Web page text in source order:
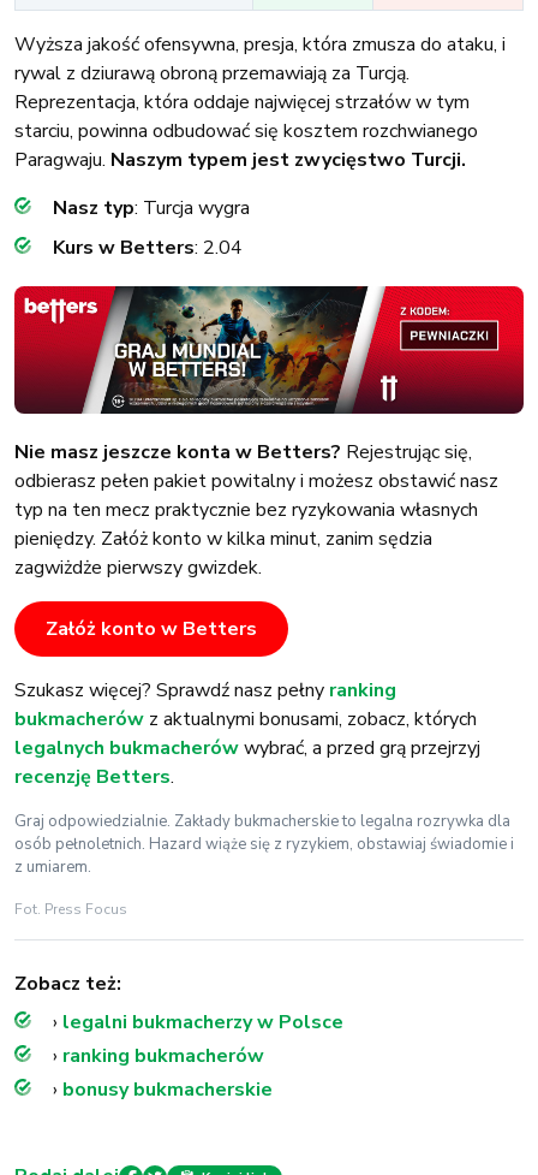
Wyższa jakość ofensywna, presja, która zmusza do ataku, i
rywal z dziurawą obroną przemawiają za Turcją.
Reprezentacja, która oddaje najwięcej strzałów w tym
starciu, powinna odbudować się kosztem rozchwianego
Paragwaju. Naszym typem jest zwycięstwo Turcji.
Nasz typ: Turcja wygra
Kurs w Betters: 2.04
Nie masz jeszcze konta w Betters? Rejestrując się,
odbierasz pełen pakiet powitalny i możesz obstawić nasz
typ na ten mecz praktycznie bez ryzykowania własnych
pieniędzy. Załóż konto w kilka minut, zanim sędzia
zagwiżdże pierwszy gwizdek.
Załóż konto w Betters
Szukasz więcej? Sprawdź nasz pełny ranking
bukmacherów z aktualnymi bonusami, zobacz, których
legalnych bukmacherówwybrać, a przed grą przejrzyj
recenzję Betters.
Graj odpowiedzialnie. Zakłady bukmacherskie to legalna rozrywka dla
osób pełnoletnich. Hazard wiąże się z ryzykiem, obstawiaj świadomie i
z umiarem.
Fot. Press Focus
Zobacz też:
› legalni bukmacherzy w Polsce
› ranking bukmacherów
› bonusy bukmacherskie